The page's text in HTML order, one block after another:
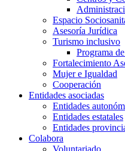
Espacio
Asesoría Jurídica
Turismo inclusivo
Programa
Fortalecimiento
Mujer e Igualdad
Cooperación
Entidades asociadas
Entidades
Entidades estatales
Entidades
Colabora
Voluntariado